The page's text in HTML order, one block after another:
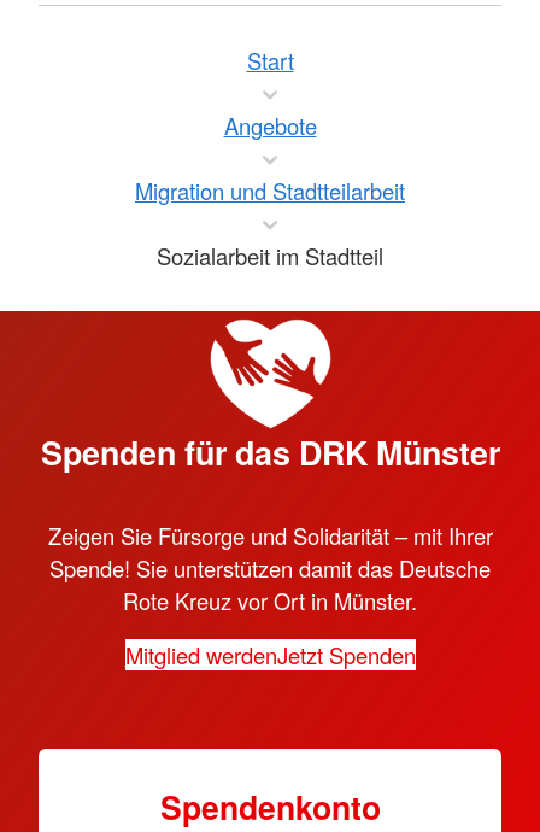
Start
Angebote
Migration und Stadtteilarbeit
Sozialarbeit im Stadtteil
Spenden für das DRK Münster
Zeigen Sie Fürsorge und Solidarität – mit Ihrer
Spende! Sie unterstützen damit das Deutsche
Rote Kreuz vor Ort in Münster.
Mitglied werdenJetzt Spenden
Spendenkonto